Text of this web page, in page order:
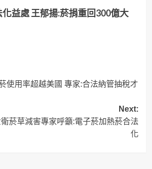
益處 王郁揚:菸捐重回300億大
使用率超越美國 專家:合法納管抽稅才
Next:
菸草減害專家呼籲:電子菸加熱菸合法
化